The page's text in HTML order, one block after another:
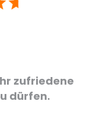
zufriedene
dürfen.